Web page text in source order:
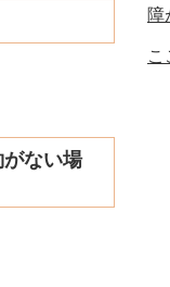
ない場
障
こ